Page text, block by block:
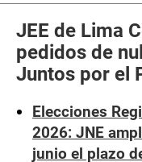
JEE de Lima
pedidos de
Juntos por el
Elecciones
2026: JNE
junio el plazo